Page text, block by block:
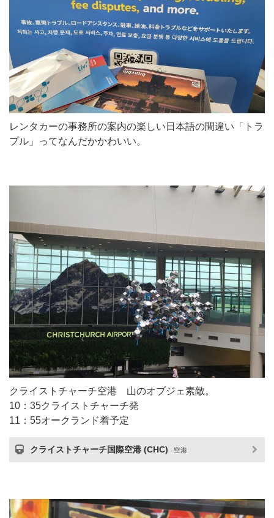
レンタカーの事務所の案内の楽しい日本語の間違い「トラ
プル」ってなんだかかわいい。
クライストチャーチ空港 山のオブジェ素敵。
10：35クライストチャーチ発
11：55オークランド着予定
クライストチャーチ国際空港 (CHC) 空港